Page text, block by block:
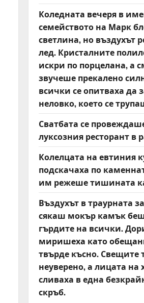
Коледната вечеря в
семейството на Марк
светлина, но въздухът
лед. Кристалните
искри по порцелана, а
звучеше прекалено
всички се опитваха да
неловко, което се
Сватбата се
луксозния ресторант в
Колелцата на евтиния
подскачаха по
им режеше тишината
Въздухът в траурната
сякаш мокър камък
гърдите на всички.
миришеха като
твърде късно. Свещите
неуверено, а лицата на
сливаха в една
скръб.